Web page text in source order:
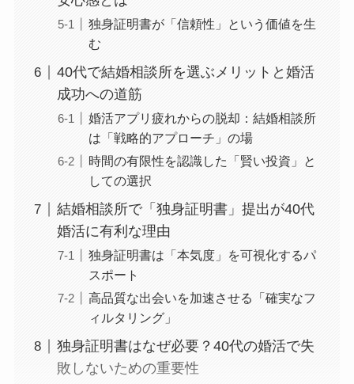
独身証明書が「信頼性」という価値を生
む
40代で結婚相談所を選ぶメリットと婚活
成功への道筋
婚活アプリ疲れからの脱却：結婚相談所
は「戦略的アプローチ」の場
時間の有限性を認識した「賢い投資」と
しての選択
結婚相談所で「独身証明書」提出が40代
婚活に有利な理由
独身証明書は「本気度」を可視化するパ
スポート
高品質な出会いを加速させる「確実なフ
ィルタリング」
独身証明書はなぜ必要？40代の婚活で失
敗しないための重要性